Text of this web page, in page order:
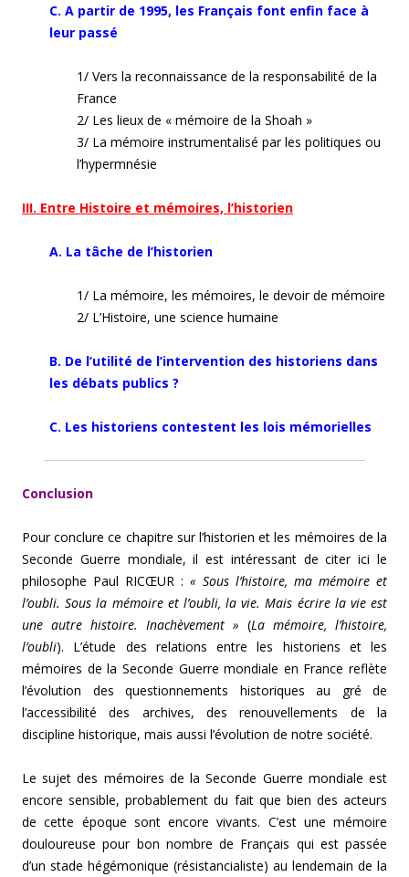
C. A partir de 1995, les Français font enfin face à
leur passé
1/ Vers la reconnaissance de la responsabilité de la
France
2/ Les lieux de « mémoire de la Shoah »
3/ La mémoire instrumentalisé par les politiques ou
l’hypermnésie
III. Entre Histoire et mémoires, l’historien
A. La tâche de l’historien
1/ La mémoire, les mémoires, le devoir de mémoire
2/ L’Histoire, une science humaine
B. De l’utilité de l’intervention des historiens dans
les débats publics ?
C. Les historiens contestent les lois mémorielles
Conclusion
Pour conclure ce chapitre sur l’historien et les mémoires de la
Seconde Guerre mondiale, il est intéressant de citer ici le
philosophe Paul RICŒUR : « Sous l’histoire, ma mémoire et
l’oubli. Sous la mémoire et l’oubli, la vie. Mais écrire la vie est
une autre histoire. Inachèvement » (La mémoire, l’histoire,
l’oubli). L’étude des relations entre les historiens et les
mémoires de la Seconde Guerre mondiale en France reflète
l’évolution des questionnements historiques au gré de
l’accessibilité des archives, des renouvellements de la
discipline historique, mais aussi l’évolution de notre société.
Le sujet des mémoires de la Seconde Guerre mondiale est
encore sensible, probablement du fait que bien des acteurs
de cette époque sont encore vivants. C’est une mémoire
douloureuse pour bon nombre de Français qui est passée
d’un stade hégémonique (résistancialiste) au lendemain de la